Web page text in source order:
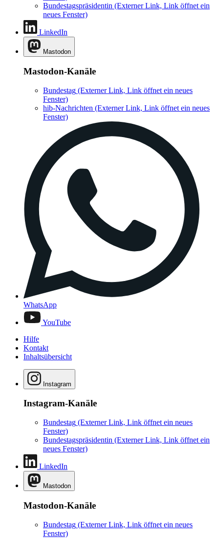
Bundestagspräsidentin (Externer Link, Link öffnet ein
neues Fenster)
LinkedIn
Mastodon
Mastodon-Kanäle
Bundestag (Externer Link, Link öffnet ein neues
Fenster)
hib-Nachrichten (Externer Link, Link öffnet ein neues
Fenster)
WhatsApp
YouTube
Hilfe
Kontakt
Inhaltsübersicht
Instagram
Instagram-Kanäle
Bundestag (Externer Link, Link öffnet ein neues
Fenster)
Bundestagspräsidentin (Externer Link, Link öffnet ein
neues Fenster)
LinkedIn
Mastodon
Mastodon-Kanäle
Bundestag (Externer Link, Link öffnet ein neues
Fenster)